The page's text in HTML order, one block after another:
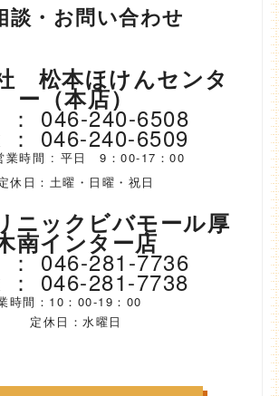
談・お問い合わせ
松本ほけんセンタ
ー（本店）
046-240-6508
： 046-240-6509
業時間 : 平日 9：00-17：00
休日：土曜・日曜・祝日
ニックビバモール厚
南インター店
046-281-7736
： 046-281-7738
時間：10：00-19：00
定休日：水曜日